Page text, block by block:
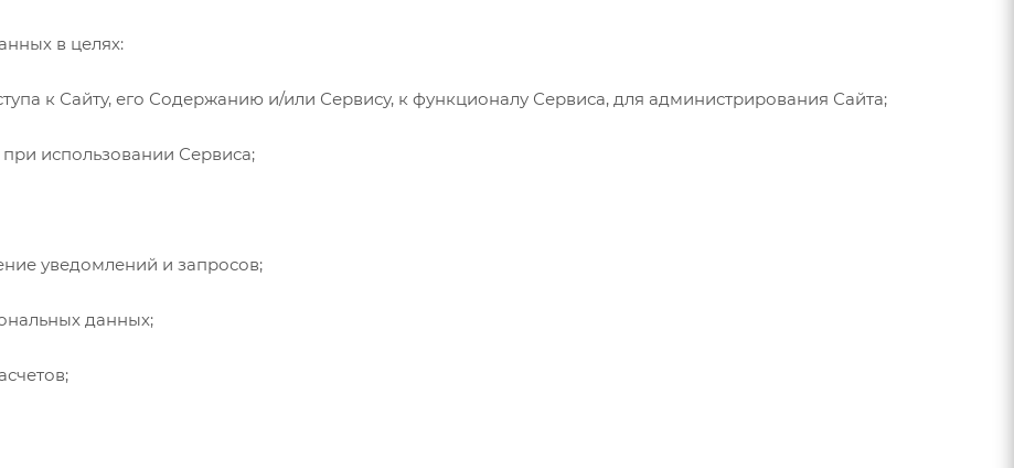
в целях:
к Сайту, его Содержанию и/или Сервису, к функционалу Сервиса, для администрирования Сайта;
использовании Сервиса;
уведомлений и запросов;
данных;